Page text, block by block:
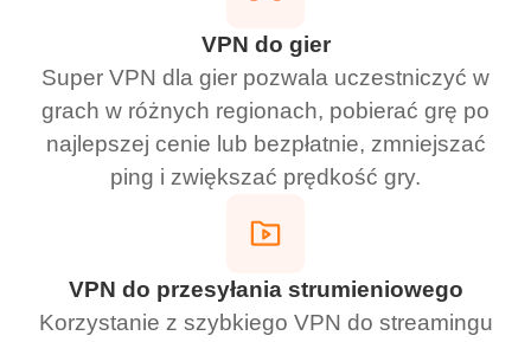
VPN do gier
Super VPN dla gier pozwala uczestniczyć w
grach w różnych regionach, pobierać grę po
najlepszej cenie lub bezpłatnie, zmniejszać
ping i zwiększać prędkość gry.
VPN do przesyłania strumieniowego
Korzystanie z szybkiego VPN do streamingu